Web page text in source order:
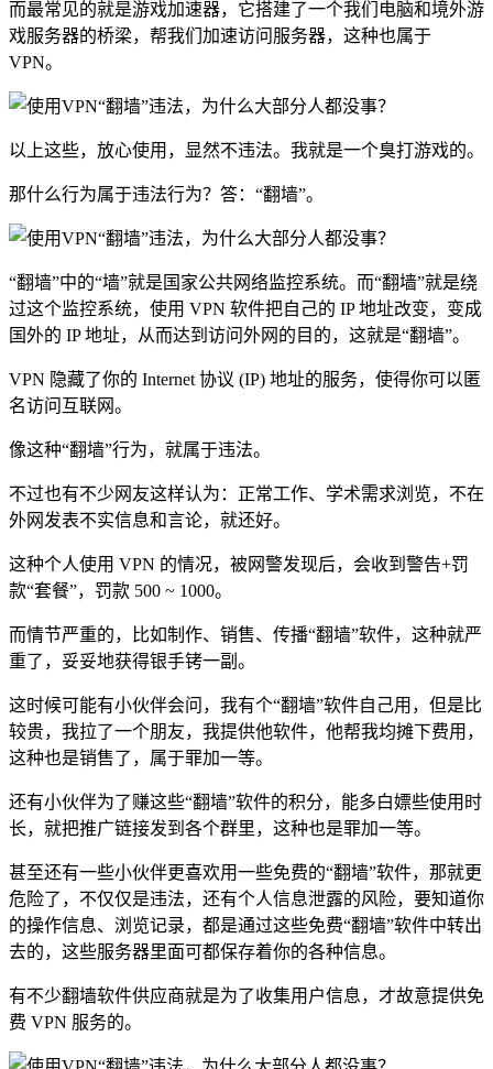
而最常见的就是游戏加速器，它搭建了一个我们电脑和境外游
戏服务器的桥梁，帮我们加速访问服务器，这种也属于
VPN。
以上这些，放心使用，显然不违法。我就是一个臭打游戏的。
那什么行为属于违法行为？答：“翻墙”。
“翻墙”中的“墙”就是国家公共网络监控系统。而“翻墙”就是绕
过这个监控系统，使用 VPN 软件把自己的 IP 地址改变，变成
国外的 IP 地址，从而达到访问外网的目的，这就是“翻墙”。
VPN 隐藏了你的 Internet 协议 (IP) 地址的服务，使得你可以匿
名访问互联网。
像这种“翻墙”行为，就属于违法。
不过也有不少网友这样认为：正常工作、学术需求浏览，不在
外网发表不实信息和言论，就还好。
这种个人使用 VPN 的情况，被网警发现后，会收到警告+罚
款“套餐”，罚款 500 ~ 1000。
而情节严重的，比如制作、销售、传播“翻墙”软件，这种就严
重了，妥妥地获得银手铐一副。
这时候可能有小伙伴会问，我有个“翻墙”软件自己用，但是比
较贵，我拉了一个朋友，我提供他软件，他帮我均摊下费用，
这种也是销售了，属于罪加一等。
还有小伙伴为了赚这些“翻墙”软件的积分，能多白嫖些使用时
长，就把推广链接发到各个群里，这种也是罪加一等。
甚至还有一些小伙伴更喜欢用一些免费的“翻墙”软件，那就更
危险了，不仅仅是违法，还有个人信息泄露的风险，要知道你
的操作信息、浏览记录，都是通过这些免费“翻墙”软件中转出
去的，这些服务器里面可都保存着你的各种信息。
有不少翻墙软件供应商就是为了收集用户信息，才故意提供免
费 VPN 服务的。